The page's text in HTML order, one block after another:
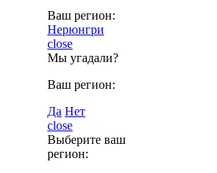
Ваш регион:
Нерюнгри
close
Мы угадали?
Ваш регион:
Да Нет
close
Выберите ваш
регион: